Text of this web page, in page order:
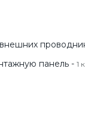
панель - 1